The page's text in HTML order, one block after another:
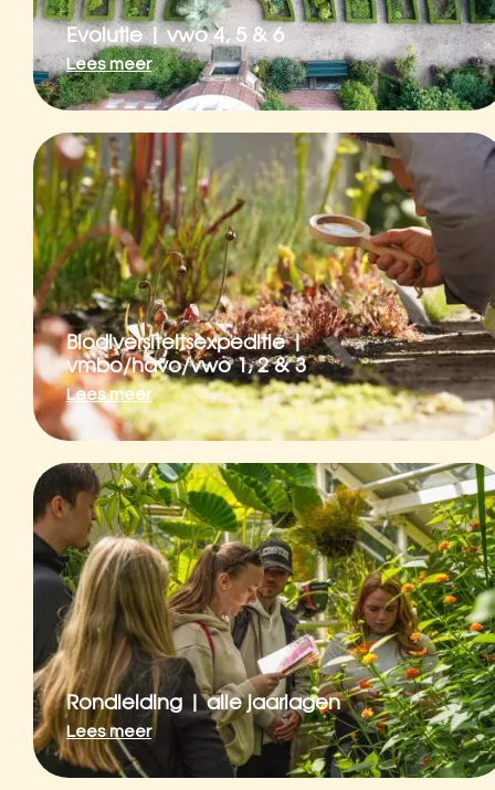
Evolutie | vwo 4, 5 & 6
Lees meer
Biodiversiteitsexpeditie |
vmbo/havo/vwo 1, 2 & 3
Lees meer
Rondleiding | alle jaarlagen
Lees meer